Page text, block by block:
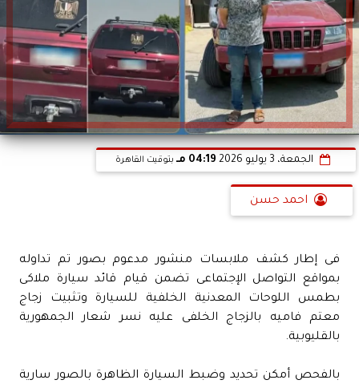
الجمعة، 3 يوليو 2026 04:19 مـ بتوقيت القاهرة
احمد حسن
فى إطار كشف ملابسات منشور مدعوم بصور تم تداوله
بمواقع التواصل الإجتماعى تضمن قيام قائد سيارة ملاكى
بطمس اللوحات المعدنية الخلفية للسيارة وتثبيت زجاج
معتم فاميه بالزجاج الخلفى عليه نسر شعار الجمهورية
بالقليوبية.
بالفحص أمكن تحديد وضبط السيارة الظاهرة بالصور سارية